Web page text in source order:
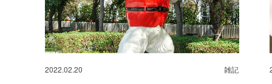
2022.02.20 雑記